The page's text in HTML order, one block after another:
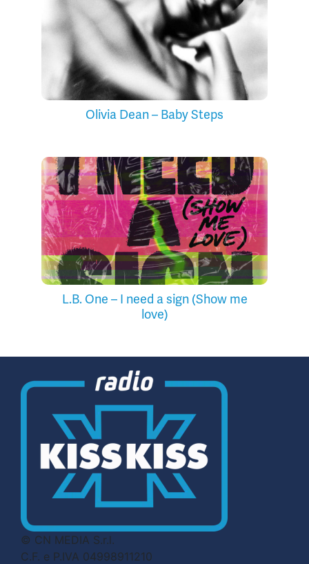
Olivia Dean – Baby Steps
L.B. One – I need a sign (Show me
love)
© CN MEDIA S.r.l.
C.F. e P.IVA 04998911210